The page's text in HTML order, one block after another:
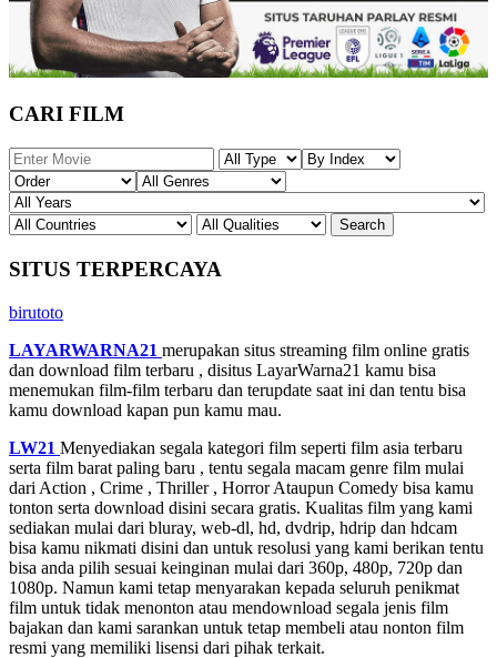
CARI FILM
SITUS TERPERCAYA
birutoto
LAYARWARNA21 merupakan situs streaming film online gratis
dan download film terbaru , disitus LayarWarna21 kamu bisa
menemukan film-film terbaru dan terupdate saat ini dan tentu bisa
kamu download kapan pun kamu mau.
LW21 Menyediakan segala kategori film seperti film asia terbaru
serta film barat paling baru , tentu segala macam genre film mulai
dari Action , Crime , Thriller , Horror Ataupun Comedy bisa kamu
tonton serta download disini secara gratis. Kualitas film yang kami
sediakan mulai dari bluray, web-dl, hd, dvdrip, hdrip dan hdcam
bisa kamu nikmati disini dan untuk resolusi yang kami berikan tentu
bisa anda pilih sesuai keinginan mulai dari 360p, 480p, 720p dan
1080p. Namun kami tetap menyarakan kepada seluruh penikmat
film untuk tidak menonton atau mendownload segala jenis film
bajakan dan kami sarankan untuk tetap membeli atau nonton film
resmi yang memiliki lisensi dari pihak terkait.